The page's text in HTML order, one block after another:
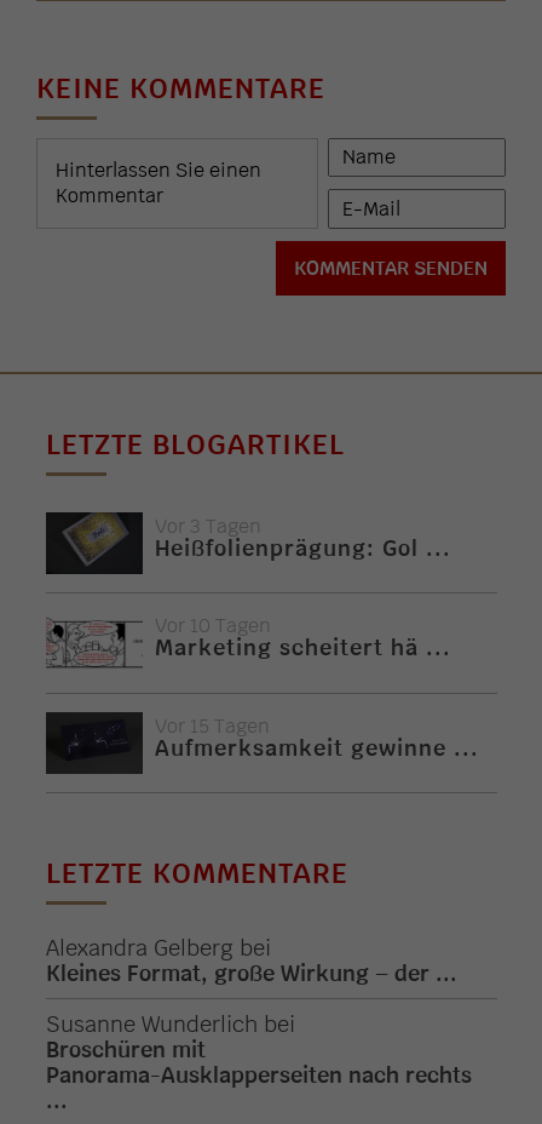
KEINE KOMMENTARE
LETZTE BLOGARTIKEL
Vor 3 Tagen
Heißfolienprägung: Gol ...
Vor 10 Tagen
Marketing scheitert hä ...
Vor 15 Tagen
Aufmerksamkeit gewinne ...
LETZTE KOMMENTARE
Alexandra Gelberg bei
Kleines Format, große Wirkung – der ...
Susanne Wunderlich bei
Broschüren mit
Panorama-Ausklapperseiten nach rechts
...